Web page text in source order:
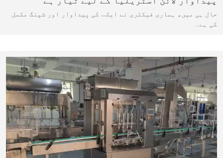
حال ہی میں، ہماری فیکٹری نے ایک… کی پیداوار اور شپنگ مکمل
کی ہے۔